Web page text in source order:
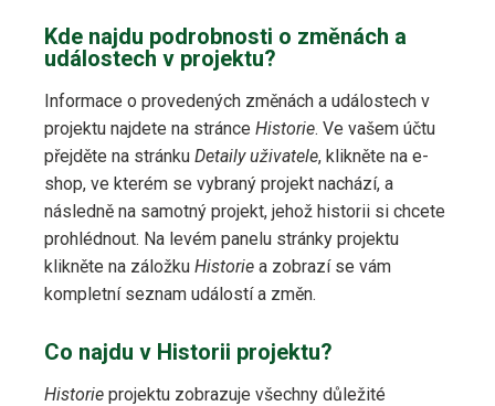
Kde najdu podrobnosti o změnách a
událostech v projektu?
Informace o provedených změnách a událostech v
projektu najdete na stránce Historie. Ve vašem účtu
přejděte na stránku Detaily uživatele, klikněte na e-
shop, ve kterém se vybraný projekt nachází, a
následně na samotný projekt, jehož historii si chcete
prohlédnout. Na levém panelu stránky projektu
klikněte na záložku Historie a zobrazí se vám
kompletní seznam událostí a změn.
Co najdu v Historii projektu?
Historie projektu zobrazuje všechny důležité